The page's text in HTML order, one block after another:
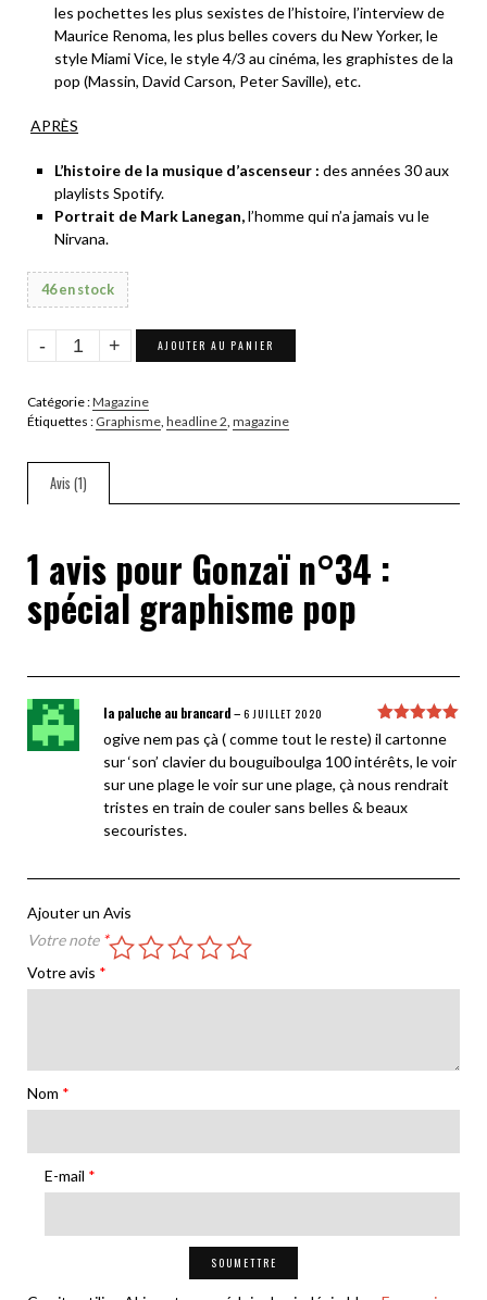
les pochettes les plus sexistes de l’histoire, l’interview de
Maurice Renoma, les plus belles covers du New Yorker, le
style Miami Vice, le style 4/3 au cinéma, les graphistes de la
pop (Massin, David Carson, Peter Saville), etc.
APRÈS
L’histoire de la musique d’ascenseur : des années 30 aux
playlists Spotify.
Portrait de Mark Lanegan,l’homme qui n’a jamais vu le
Nirvana.
46 en stock
quantité
de
n°34
:
graphisme
AJOUTER AU PANIER
Catégorie :Magazine
Étiquettes : Graphisme headline 2 magazine
Avis (1)
1 avis pour Gonzaï n°34 :
spécial graphisme pop
Note5sur
la paluche au brancard– 6 JUILLET 2020
ogive nem pas çà ( comme tout le reste) il cartonne
sur ‘son’ clavier du bouguiboulga 100 intérêts, le voir
sur une plage le voir sur une plage, çà nous rendrait
tristes en train de couler sans belles & beaux
secouristes.
Ajouter un Avis
Votre note *
Votre avis *
Nom *
E-mail *